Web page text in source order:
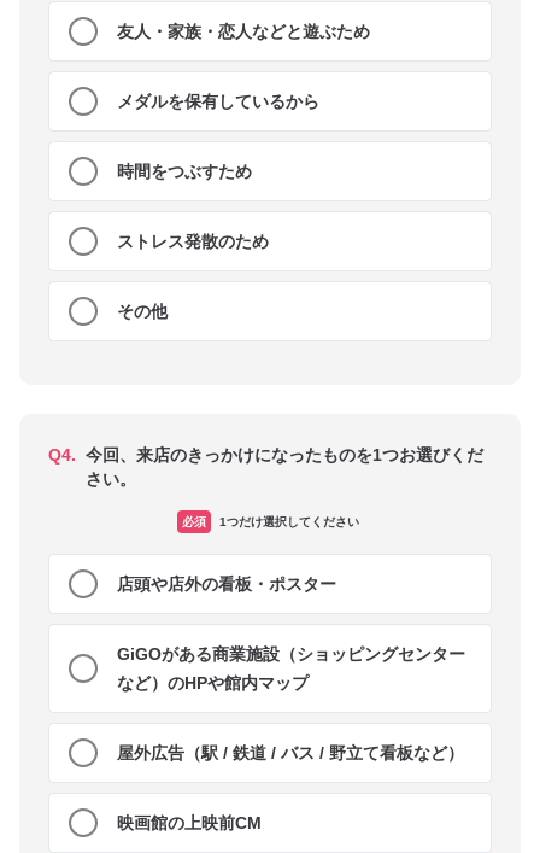
友人・家族・恋人などと遊ぶため
メダルを保有しているから
時間をつぶすため
ストレス発散のため
その他
Q4. 今回、来店のきっかけになったものを1つお選びくだ
さい。
必須 1つだけ選択してください
店頭や店外の看板・ポスター
GiGOがある商業施設（ショッピングセンター
など）のHPや館内マップ
屋外広告（駅 / 鉄道 / バス / 野立て看板など）
映画館の上映前CM